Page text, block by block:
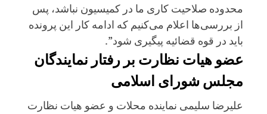
محدوده صلاحیت کاری ما در کمیسیون نباشد، پس
از بررسی‌ها اعلام می‌کنیم که ادامه کار این پرونده
باید در قوه قضائیه پیگیری شود”.
عضو هیات نظارت بر رفتار نمایندگان
مجلس شورای اسلامی
علیرضا سلیمی نماینده محلات و عضو هیات نظارت